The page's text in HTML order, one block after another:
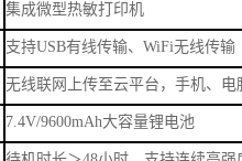
集成微型热敏打印机
支持USB有线传输、WiFi无线传输
无线联网上传至云平台，手机、
7.4V/9600mAh大容量锂电池